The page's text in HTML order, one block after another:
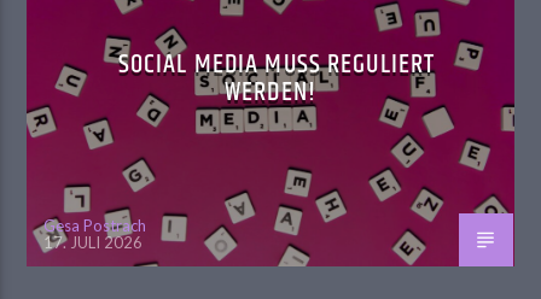
SOCIAL MEDIA MUSS REGULIERT
WERDEN!
Gesa Postrach
17. JULI 2026